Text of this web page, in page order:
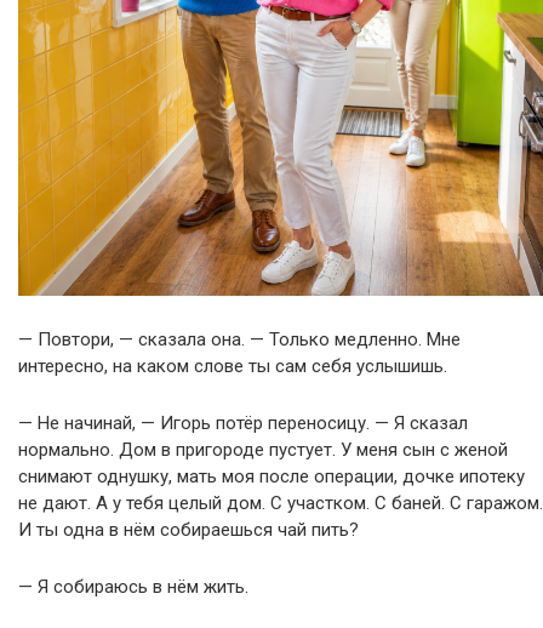
— Повтори, — сказала она. — Только медленно. Мне
интересно, на каком слове ты сам себя услышишь.
— Не начинай, — Игорь потёр переносицу. — Я сказал
нормально. Дом в пригороде пустует. У меня сын с женой
снимают однушку, мать моя после операции, дочке ипотеку
не дают. А у тебя целый дом. С участком. С баней. С гаражом.
И ты одна в нём собираешься чай пить?
— Я собираюсь в нём жить.